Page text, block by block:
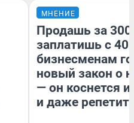
МНЕНИЕ
Продашь за
заплатишь с
бизнесменам
новый закон о
— он коснется
и даже